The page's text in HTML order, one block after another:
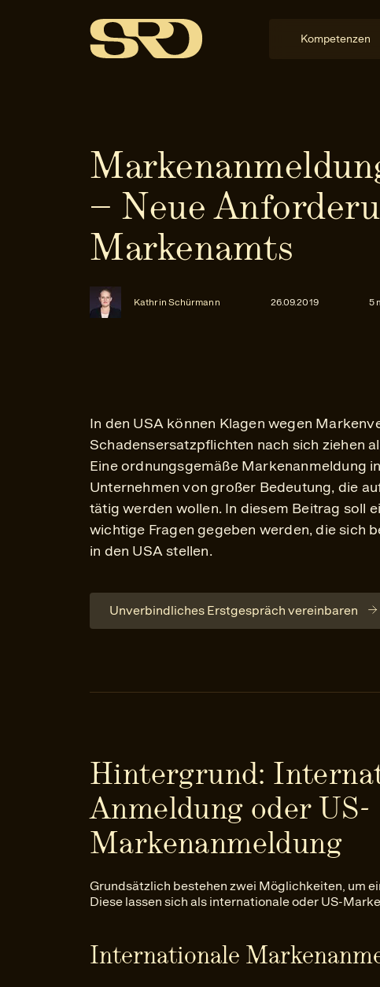
Kompetenzen
– Neue
Marken­amts
Kathrin Schürmann 26.09.2019 5
In den USA können Klagen wegen
Schadensersatzpflichten nach sich ziehen
Eine ordnungsgemäße Markenanmeldung
Unternehmen von großer Bedeutung, die
tätig werden wollen. In diesem Beitrag soll
wichtige Fragen gegeben werden, die sich
in den USA stellen.
Unverbindliches Erstgespräch vereinbaren
Hintergrund:
Anmeldung oder US-
Markenanmeldung
Grundsätzlich bestehen zwei Möglichkeiten, um
Diese lassen sich als internationale oder US-
Internationale